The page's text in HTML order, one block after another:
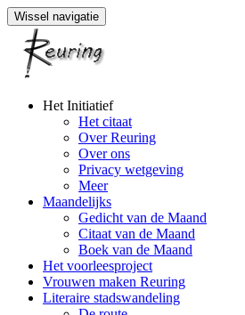
Wissel navigatie
Naar
Het Initiatief
Het citaat
Over Reuring
Over ons
Privacy wetgeving
Meer
Maandelijks
Gedicht van de Maand
Citaat van de Maand
Boek van de Maand
Het voorleesproject
Vrouwen maken Reuring
Literaire stadswandeling